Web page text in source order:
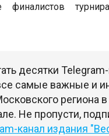
финалистов
десятки
самые важные и
региона
Не пропусти,
канал издания